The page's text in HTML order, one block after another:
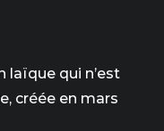
laïque qui n’est
créée en mars